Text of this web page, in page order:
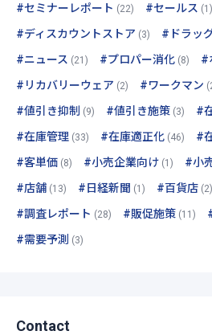
#セミナーレポート (22) #セールス (1)
#ディスカウントストア (3) #ドラッ
#ニュース (21) #プロパー消化 (8) #
#リカバリーウェア (2) #ワークマン
#値引き抑制 (9) #値引き施策 (3) #
#在庫管理 (33) #在庫適正化 (46) #
#客単価 (8) #小売企業向け (1) #小
#店舗 (13) #日経新聞 (1) #百貨店 (2)
#調査レポート (28) #販促施策 (11)
#需要予測 (3)
Contact